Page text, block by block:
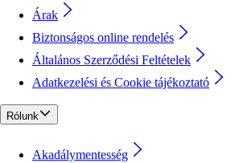
Árak
Biztonságos online rendelés
Általános Szerződési Feltételek
Adatkezelési és Cookie tájékoztató
Rólunk
Akadálymentesség